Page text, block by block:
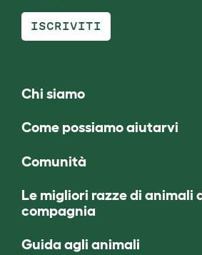
ISCRIVITI
Chi siamo
Come possiamo aiutarvi
Comunità
Le migliori razze di animali
compagnia
Guida agli animali